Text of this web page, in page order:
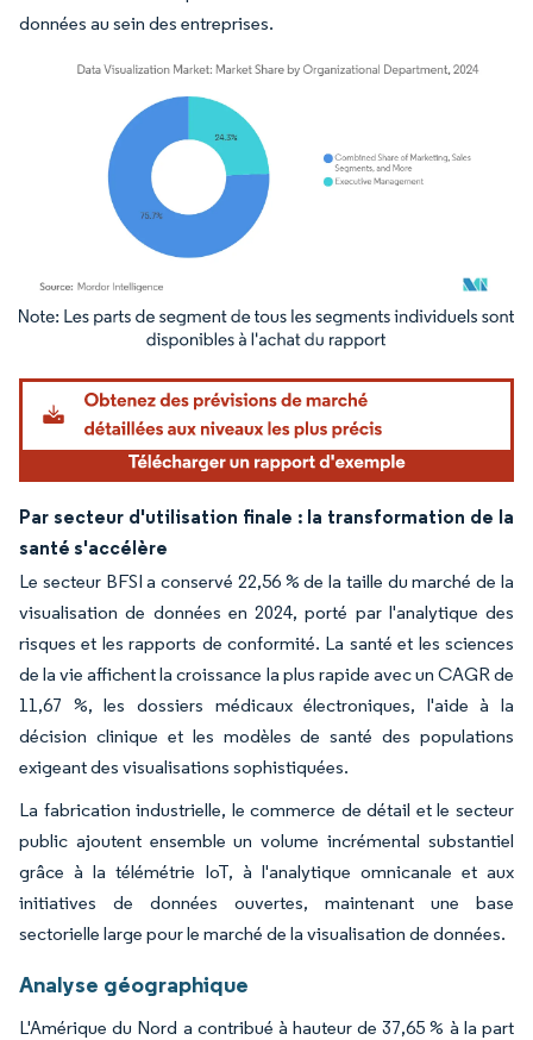
données au sein des entreprises.
Image © Mordor Intelligence. La réutilisation nécessite une attribution sous CC BY
Par secteur d'utilisation finale : la transformation de la
santé s'accélère
Le secteur BFSI a conservé 22,56 % de la taille du marché de la
visualisation de données en 2024, porté par l'analytique des
risques et les rapports de conformité. La santé et les sciences
de la vie affichent la croissance la plus rapide avec un CAGR de
11,67 %, les dossiers médicaux électroniques, l'aide à la
décision clinique et les modèles de santé des populations
exigeant des visualisations sophistiquées.
La fabrication industrielle, le commerce de détail et le secteur
public ajoutent ensemble un volume incrémental substantiel
grâce à la télémétrie IoT, à l'analytique omnicanale et aux
initiatives de données ouvertes, maintenant une base
sectorielle large pour le marché de la visualisation de données.
Analyse géographique
L'Amérique du Nord a contribué à hauteur de 37,65 % à la part